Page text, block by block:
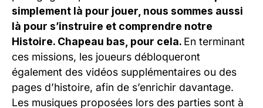
simplement là pour jouer, nous sommes aussi
là pour s’instruire et comprendre notre
Histoire. Chapeau bas, pour cela. En terminant
ces missions, les joueurs débloqueront
également des vidéos supplémentaires ou des
pages d’histoire, afin de s’enrichir davantage.
Les musiques proposées lors des parties sont à